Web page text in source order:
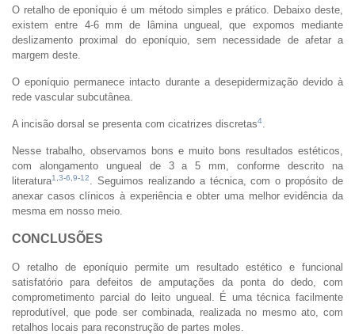
O retalho de eponíquio é um método simples e prático. Debaixo deste,
existem entre 4-6 mm de lâmina ungueal, que expomos mediante
deslizamento proximal do eponíquio, sem necessidade de afetar a
margem deste.
O eponíquio permanece intacto durante a desepidermização devido à
rede vascular subcutânea.
A incisão dorsal se presenta com cicatrizes discretas4
Nesse trabalho, observamos bons e muito bons resultados estéticos,
com alongamento ungueal de 3 a 5 mm, conforme descrito na
literatura1 3-6 9-12
. Seguimos realizando a técnica, com o propósito de
anexar casos clínicos à experiência e obter uma melhor evidência da
mesma em nosso meio.
CONCLUSÕES
O retalho de eponíquio permite um resultado estético e funcional
satisfatório para defeitos de amputações da ponta do dedo, com
comprometimento parcial do leito ungueal. É uma técnica facilmente
reprodutível, que pode ser combinada, realizada no mesmo ato, com
retalhos locais para reconstrução de partes moles.